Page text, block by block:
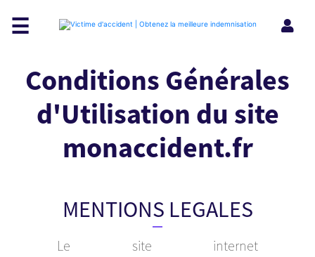
☰
Conditions Générales
d'Utilisation du site
monaccident.fr
MENTIONS LEGALES
Le site internet